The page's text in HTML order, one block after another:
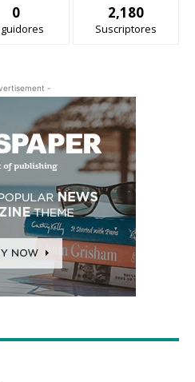
0 2,180
Suscriptores
-